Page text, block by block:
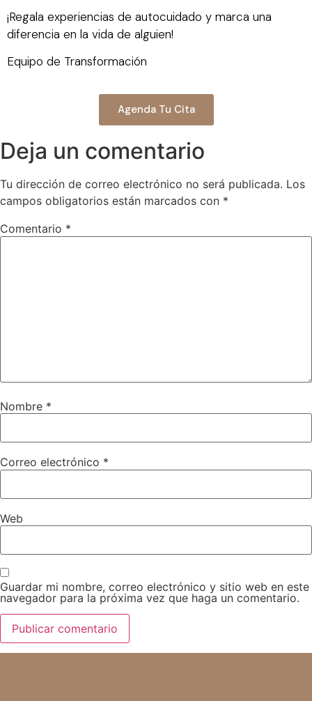
¡Regala experiencias de autocuidado y marca una
diferencia en la vida de alguien!
Equipo de Transformación
Agenda Tu Cita
Deja un comentario
Tu dirección de correo electrónico no será publicada. Los
campos obligatorios están marcados con *
Comentario *
Nombre *
Correo electrónico *
Web
Guardar mi nombre, correo electrónico y sitio web en este
navegador para la próxima vez que haga un comentario.